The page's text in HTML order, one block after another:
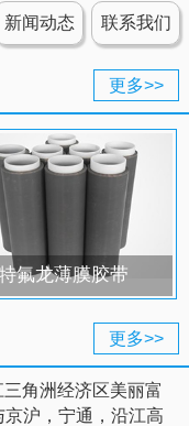
用
们
新闻动态 联系我们
更多>>
氟龙薄膜胶带
更多>>
角洲经济区美丽富
沪，宁通，沿江高